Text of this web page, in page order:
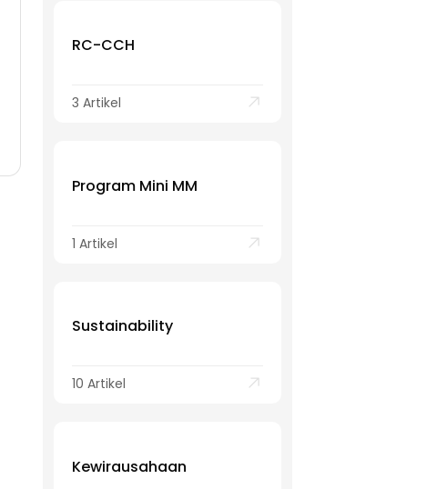
RC-CCH
3 Artikel
Program Mini MM
1 Artikel
Sustainability
10 Artikel
Kewirausahaan